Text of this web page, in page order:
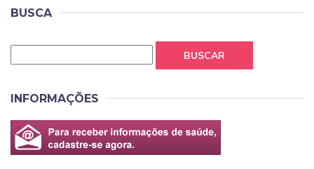
BUSCA
BUSCAR
INFORMAÇÕES